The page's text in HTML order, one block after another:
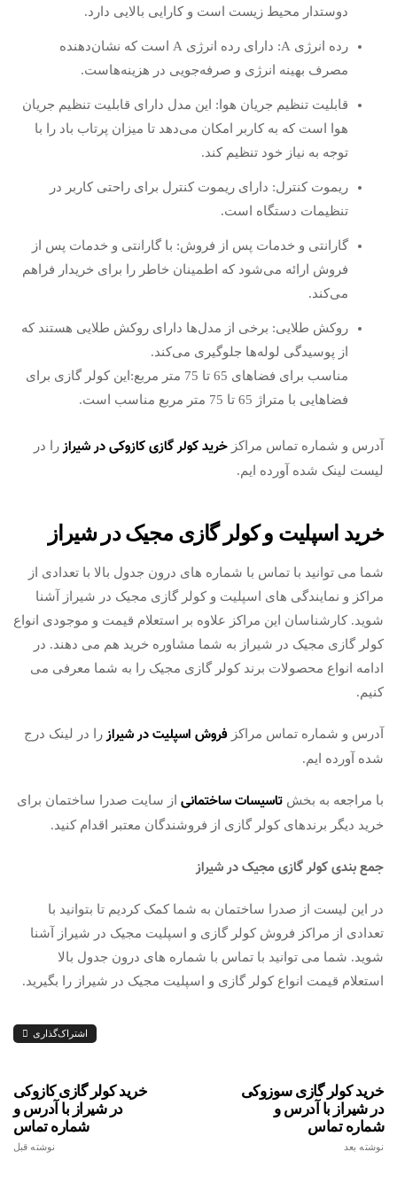
دوستدار محیط زیست است و کارایی بالایی دارد.
رده انرژی A: دارای رده انرژی A است که نشان‌دهنده
مصرف بهینه انرژی و صرفه‌جویی در هزینه‌هاست.
قابلیت تنظیم جریان هوا: این مدل دارای قابلیت تنظیم جریان
هوا است که به کاربر امکان می‌دهد تا میزان پرتاب باد را با
توجه به نیاز خود تنظیم کند.
ریموت کنترل: دارای ریموت کنترل برای راحتی کاربر در
تنظیمات دستگاه است.
گارانتی و خدمات پس از فروش: با گارانتی و خدمات پس از
فروش ارائه می‌شود که اطمینان خاطر را برای خریدار فراهم
می‌کند.
روکش طلایی: برخی از مدل‌ها دارای روکش طلایی هستند که
از پوسیدگی لوله‌ها جلوگیری می‌کند.
مناسب برای فضاهای 65 تا 75 متر مربع:این کولر گازی برای
فضاهایی با متراژ 65 تا 75 متر مربع مناسب است.
آدرس و شماره تماس مراکز خرید کولر گازی کازوکی در شیراز را در
لیست لینک شده آورده ایم.
خرید اسپلیت و کولر گازی مجیک در شیراز
شما می توانید با تماس با شماره های درون جدول بالا با تعدادی از
مراکز و نمایندگی های اسپلیت و کولر گازی مجیک در شیراز آشنا
شوید. کارشناسان این مراکز علاوه بر استعلام قیمت و موجودی انواع
کولر گازی مجیک در شیراز به شما مشاوره خرید هم می دهند. در
ادامه انواع محصولات برند کولر گازی مجیک را به شما معرفی می
کنیم.
آدرس و شماره تماس مراکز فروش اسپلیت در شیراز را در لینک درج
شده آورده ایم.
با مراجعه به بخش تاسیسات ساختمانی از سایت صدرا ساختمان برای
خرید دیگر برندهای کولر گازی از فروشندگان معتبر اقدام کنید.
جمع بندی کولر گازی مجیک در شیراز
در این لیست از صدرا ساختمان به شما کمک کردیم تا بتوانید با
تعدادی از مراکز فروش کولر گازی و اسپلیت مجیک در شیراز آشنا
شوید. شما می توانید با تماس با شماره های درون جدول بالا
استعلام قیمت انواع کولر گازی و اسپلیت مجیک در شیراز را بگیرید.
اشتراک‌گذاری
خرید کولر گازی کازوکی
در شیراز با آدرس و
شماره تماس
نوشته قبل
خرید کولر گازی سوزوکی
در شیراز با آدرس و
شماره تماس
نوشته بعد